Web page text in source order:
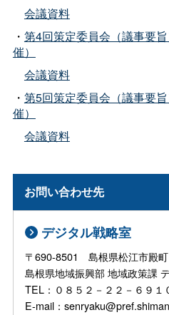
会議資料
・ 第4回策定委員会（議事要
催）
会議資料
・ 第5回策定委員会（議事要
催）
会議資料
お問い合わせ先
デジタル戦略室
〒690-8501 島根県松江市殿
島根県地域振興部 地域政策課
TEL：０８５２－２２－６９１
E-mail：